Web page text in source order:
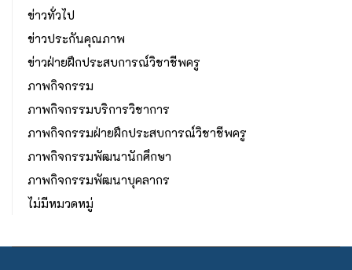
ข่าวทั่วไป
ข่าวประกันคุณภาพ
ข่าวฝ่ายฝึกประสบการณ์วิชาชีพครู
ภาพกิจกรรม
ภาพกิจกรรมบริการวิชาการ
ภาพกิจกรรมฝ่ายฝึกประสบการณ์วิชาชีพครู
ภาพกิจกรรมพัฒนานักศึกษา
ภาพกิจกรรมพัฒนาบุคลากร
ไม่มีหมวดหมู่